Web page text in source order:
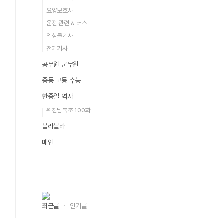
요양보호사
운전 관련 & 버스
위험물기사
전기기사
공무원 군무원
중등 고등 수능
한중일 역사
위진남북조 100화
블라블라
메인
최근글 인기글